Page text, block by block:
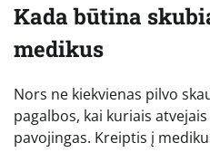
Kada būtina
medikus
Nors ne kiekvienas pilvo
pagalbos, kai kuriais
pavojingas. Kreiptis į